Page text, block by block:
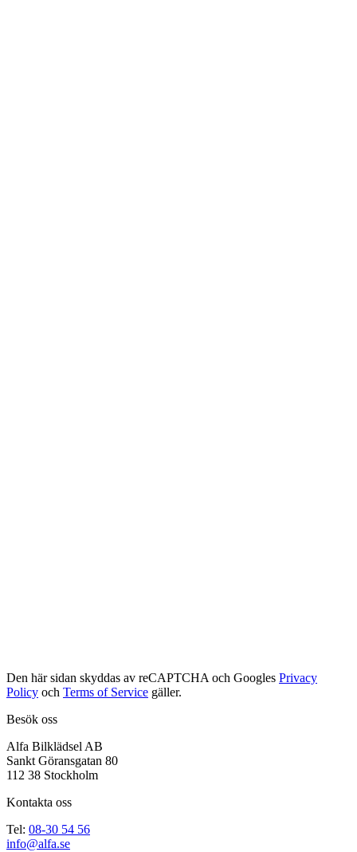
Den här sidan skyddas av reCAPTCHA och Googles Privacy
Policy och Terms of Service gäller.
Besök oss
Alfa Bilklädsel AB
Sankt Göransgatan 80
112 38 Stockholm
Kontakta oss
Tel: 08-30 54 56
info@alfa.se